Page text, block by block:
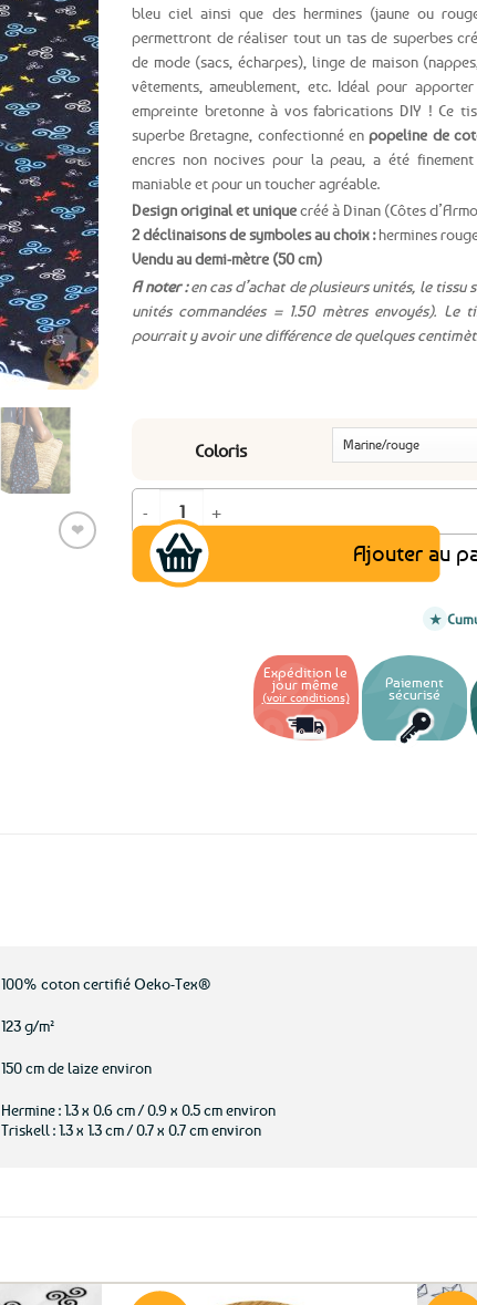
Ajouter
aux
favoris
❤
bleu ciel ainsi que des hermines (jaune ou
permettront de réaliser tout un tas de superbes
de mode (sacs, écharpes), linge de maison
vêtements, ameublement, etc. Idéal pour
empreinte bretonne à vos fabrications DIY ! Ce
superbe Bretagne, confectionné enpopeline de
encres non nocives pour la peau, a été
maniable et pour un toucher agréable.
Design original et uniquecréé à Dinan (Côtes
2 déclinaisons de symboles au choix :hermines
Vendu au demi-mètre (50 cm)
A noter :en cas d’achat de plusieurs unités, le tissu
unités commandées = 1.50 mètres envoyés).
pourrait y avoir une différence de quelques
Coloris
quantité de Tissu breton coton Bréhat - 2 coloris au
Ajouter au
Expédition le
jour même
(voir conditions)
Paiement
sécurisé
100% coton certifié Oeko-Tex®
123 g/m²
150 cm de laize environ
Hermine : 1.3 x 0.6 cm / 0.9 x 0.5 cm environ
Triskell : 1.3 x 1.3 cm / 0.7 x 0.7 cm environ